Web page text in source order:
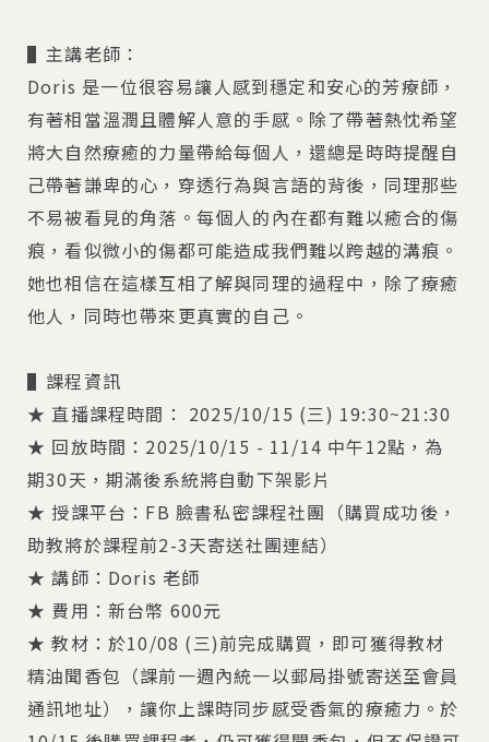
▌主講老師：
Doris 是一位很容易讓人感到穩定和安心的芳療師，
有著相當溫潤且體解人意的手感。除了帶著熱忱希望
將大自然療癒的力量帶給每個人，還總是時時提醒自
己帶著謙卑的心，穿透行為與言語的背後，同理那些
不易被看見的角落。每個人的內在都有難以癒合的傷
痕，看似微小的傷都可能造成我們難以跨越的溝痕。
她也相信在這樣互相了解與同理的過程中，除了療癒
他人，同時也帶來更真實的自己。
▌課程資訊
★ 直播課程時間： 2025/10/15 (三) 19:30~21:30
★ 回放時間：2025/10/15 - 11/14 中午12點，為
期30天，期滿後系統將自動下架影片
★ 授課平台：FB 臉書私密課程社團（購買成功後，
助教將於課程前2-3天寄送社團連結）
★ 講師：Doris 老師
★ 費用：新台幣 600元
★ 教材：於10/08 (三)前完成購買，即可獲得教材
精油聞香包（課前一週內統一以郵局掛號寄送至會員
通訊地址），讓你上課時同步感受香氣的療癒力。於